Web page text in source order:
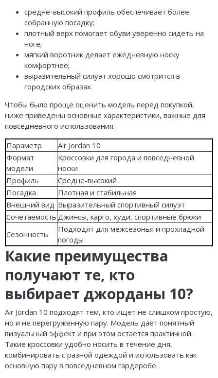
средне-высокий профиль обеспечивает более
собранную посадку;
плотный верх помогает обуви уверенно сидеть на
ноге;
мягкий воротник делает ежедневную носку
комфортнее;
выразительный силуэт хорошо смотрится в
городских образах.
Чтобы было проще оценить модель перед покупкой,
ниже приведены основные характеристики, важные для
повседневного использования.
Параметр
Air Jordan 10
Формат
модели
Кроссовки для города и повседневной
носки
Профиль
Средне-высокий
Посадка
Плотная и стабильная
Внешний вид Выразительный спортивный силуэт
Сочетаемость Джинсы, карго, худи, спортивные брюки
Сезонность
Подходят для межсезонья и прохладной
погоды
Какие преимущества
получают те, кто
выбирает джорданы 10?
Air Jordan 10 подходят тем, кто ищет не слишком простую,
но и не перегруженную пару. Модель даёт понятный
визуальный эффект и при этом остается практичной.
Такие кроссовки удобно носить в течение дня,
комбинировать с разной одеждой и использовать как
основную пару в повседневном гардеробе.